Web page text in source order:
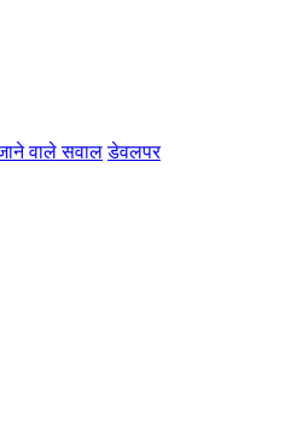
वाले सवाल डेवलपर